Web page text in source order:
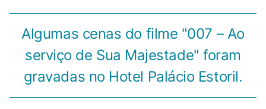
Algumas cenas do filme "007 – Ao
serviço de Sua Majestade" foram
gravadas no Hotel Palácio Estoril.